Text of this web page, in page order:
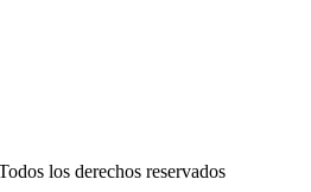
los derechos reservados